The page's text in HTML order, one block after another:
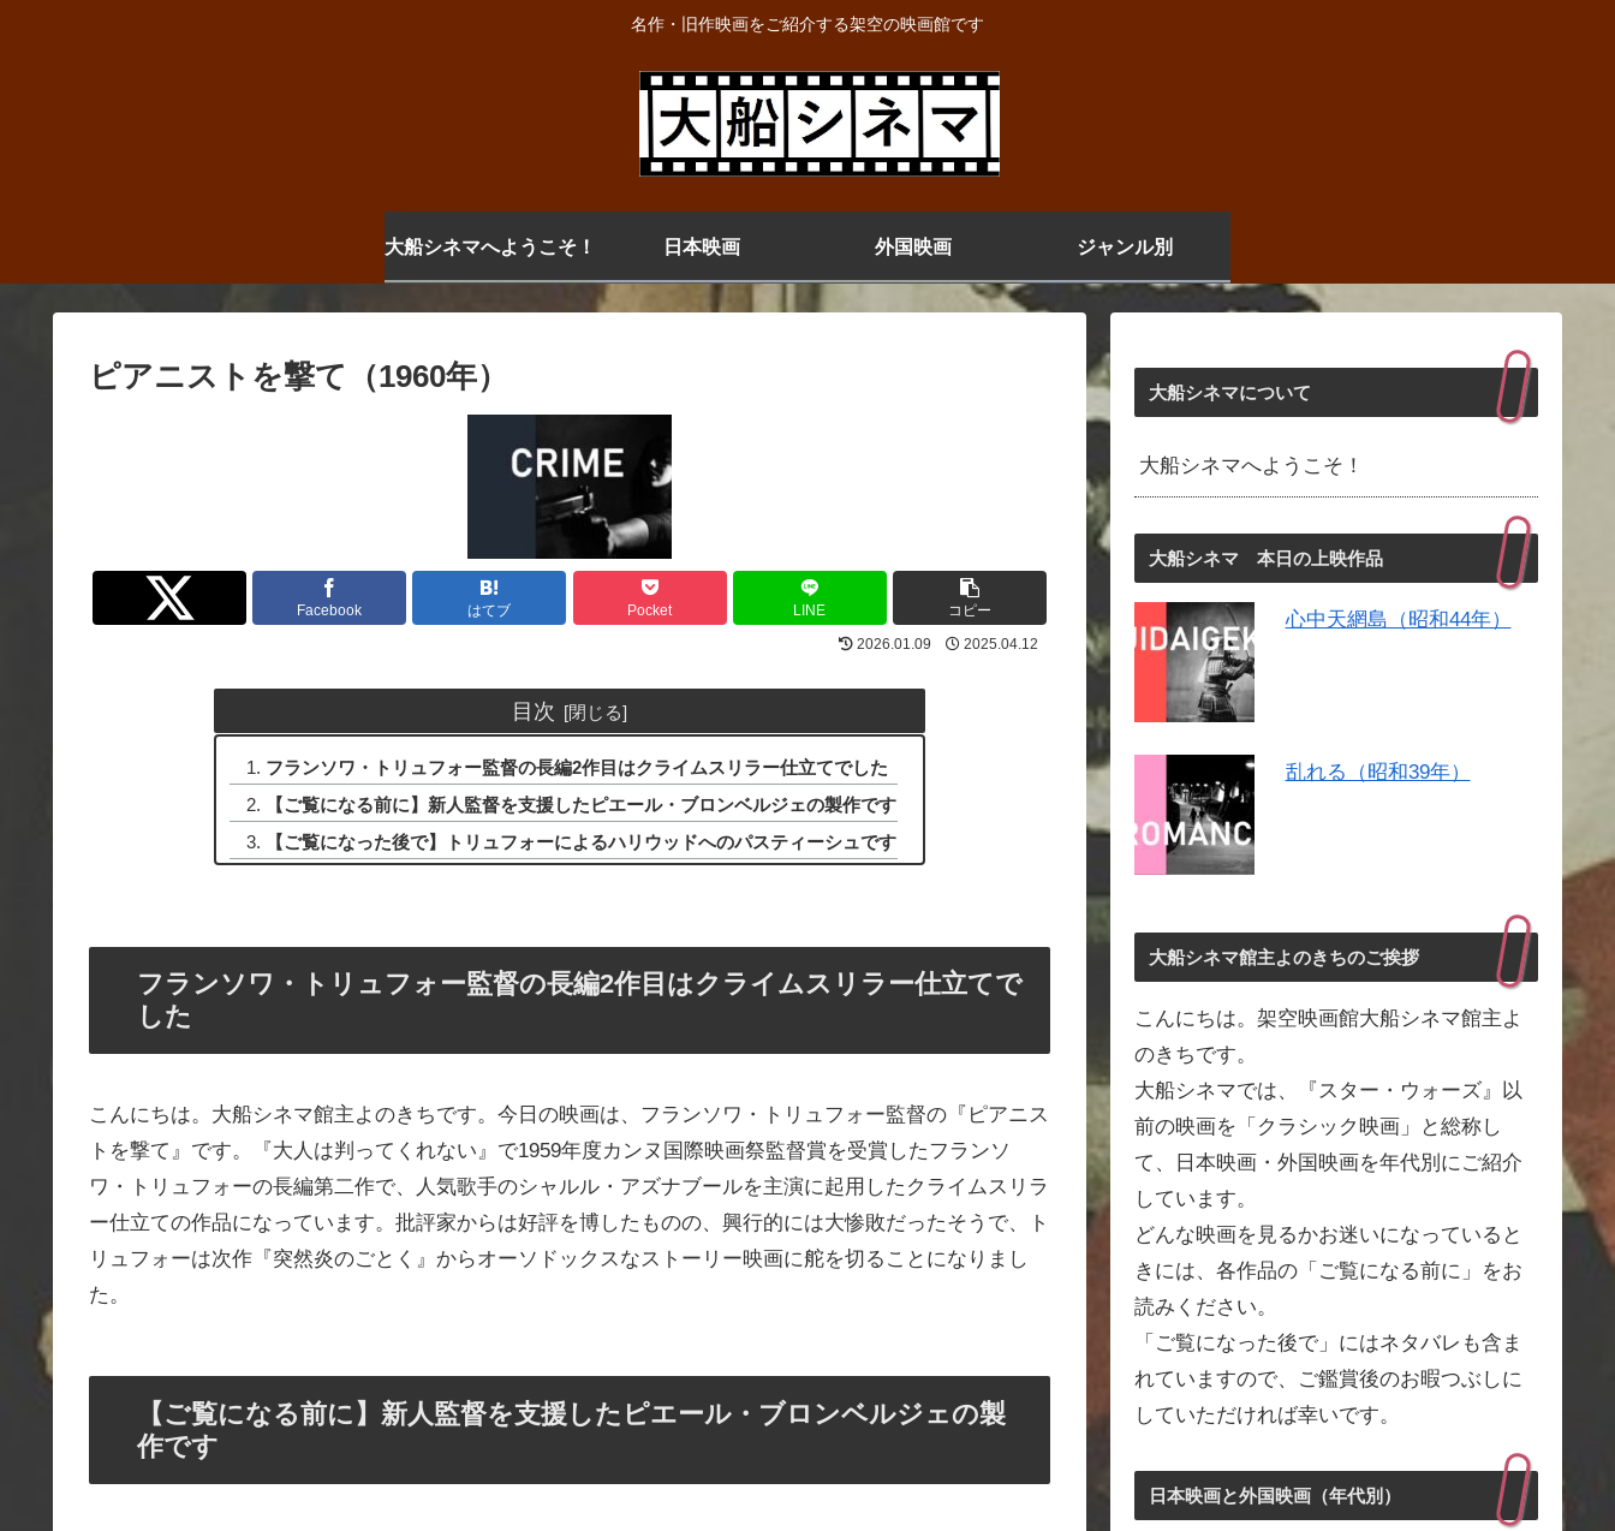
名作・旧作映画をご紹介する架空の映画館です
大船シネマへようこそ！ 日本映画 外国映画 ジャンル別
ピアニストを撃て（1960年）
Twitter
Facebook はてブ Pocket LINE
コピー
2026.01.09
2025.04.12
目次
フランソワ・トリュフォー監督の長編2作目はクライムスリラー仕立てでした
【ご覧になる前に】新人監督を支援したピエール・ブロンベルジェの製作です
【ご覧になった後で】トリュフォーによるハリウッドへのパスティーシュです
フランソワ・トリュフォー監督の長編2作目はクライムスリラー仕立てで
した
こんにちは。大船シネマ館主よのきちです。今日の映画は、フランソワ・トリュフォー監督の『ピアニス
トを撃て』です。『大人は判ってくれない』で1959年度カンヌ国際映画祭監督賞を受賞したフランソ
ワ・トリュフォーの長編第二作で、人気歌手のシャルル・アズナブールを主演に起用したクライムスリラ
ー仕立ての作品になっています。批評家からは好評を博したものの、興行的には大惨敗だったそうで、ト
リュフォーは次作『突然炎のごとく』からオーソドックスなストーリー映画に舵を切ることになりまし
た。
【ご覧になる前に】新人監督を支援したピエール・ブロンベルジェの製
作です
大船シネマについて
大船シネマへようこそ！
大船シネマ 本日の上映作品
心中天網島（昭和44年）
乱れる（昭和39年）
大船シネマ館主よのきちのご挨拶
こんにちは。架空映画館大船シネマ館主よ
のきちです。
大船シネマでは、『スター・ウォーズ』以
前の映画を「クラシック映画」と総称し
て、日本映画・外国映画を年代別にご紹介
しています。
どんな映画を見るかお迷いになっていると
きには、各作品の「ご覧になる前に」をお
読みください。
「ご覧になった後で」にはネタバレも含ま
れていますので、ご鑑賞後のお暇つぶしに
していただければ幸いです。
日本映画と外国映画（年代別）